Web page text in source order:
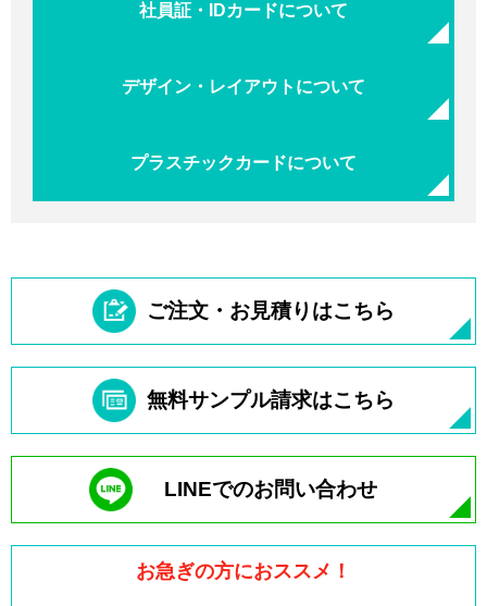
社員証・IDカードについて
デザイン・レイアウトについて
プラスチックカードについて
ご注文・お見積りはこちら
無料サンプル請求はこちら
LINEでのお問い合わせ
お急ぎの方におススメ！